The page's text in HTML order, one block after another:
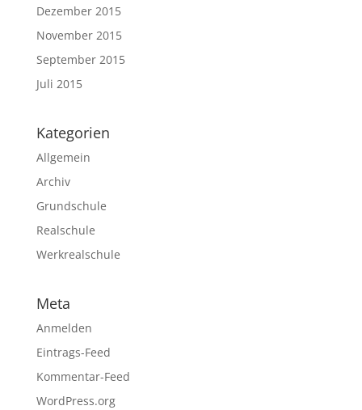
Dezember 2015
November 2015
September 2015
Juli 2015
Kategorien
Allgemein
Archiv
Grundschule
Realschule
Werkrealschule
Meta
Anmelden
Eintrags-Feed
Kommentar-Feed
WordPress.org